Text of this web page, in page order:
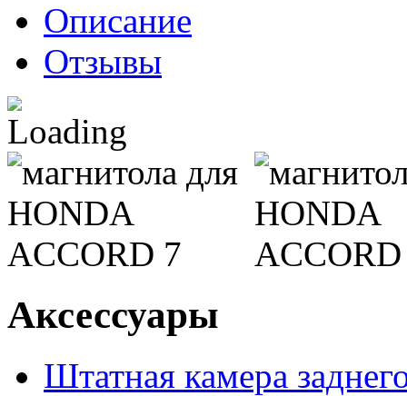
Описание
Отзывы
Аксессуары
Штатная камера